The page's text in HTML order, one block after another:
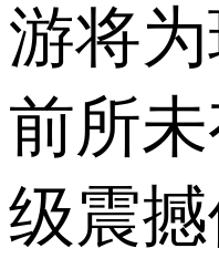
游将
前所
级震撼